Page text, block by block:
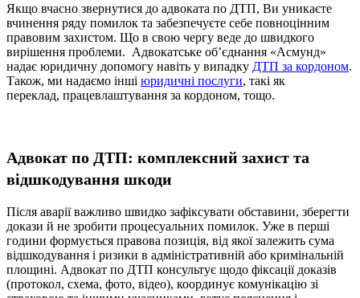
Якщо вчасно звернутися до адвоката по ДТП, Ви уникаєте
вчинення ряду помилок та забезпечуєте себе повноцінним
правовим захистом. Що в свою чергу веде до швидкого
вирішення проблеми. Адвокатське об’єднання «Асмунд»
надає юридичну допомогу навіть у випадку ДТП за кордоном.
Також, ми надаємо інші юридичні послуги, такі як
переклад, працевлаштування за кордоном, тощо.
Адвокат по ДТП: комплексний захист та
відшкодування шкоди
Після аварії важливо швидко зафіксувати обставини, зберегти
докази й не зробити процесуальних помилок. Уже в перші
години формується правова позиція, від якої залежить сума
відшкодування і ризики в адміністративній або кримінальній
площині. Адвокат по ДТП консультує щодо фіксації доказів
(протокол, схема, фото, відео), координує комунікацію зі